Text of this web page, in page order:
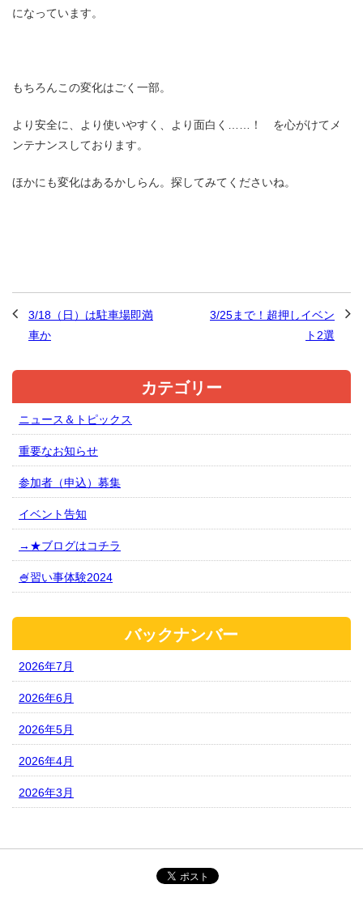
になっています。
もちろんこの変化はごく一部。
より安全に、より使いやすく、より面白く……！ を心がけてメ
ンテナンスしております。
ほかにも変化はあるかしらん。探してみてくださいね。
3/18（日）は駐車場即満
車か
3/25まで！超押しイベン
ト2選
カテゴリー
ニュース＆トピックス
重要なお知らせ
参加者（申込）募集
イベント告知
→★ブログはコチラ
🍧習い事体験2024
バックナンバー
2026年7月
2026年6月
2026年5月
2026年4月
2026年3月